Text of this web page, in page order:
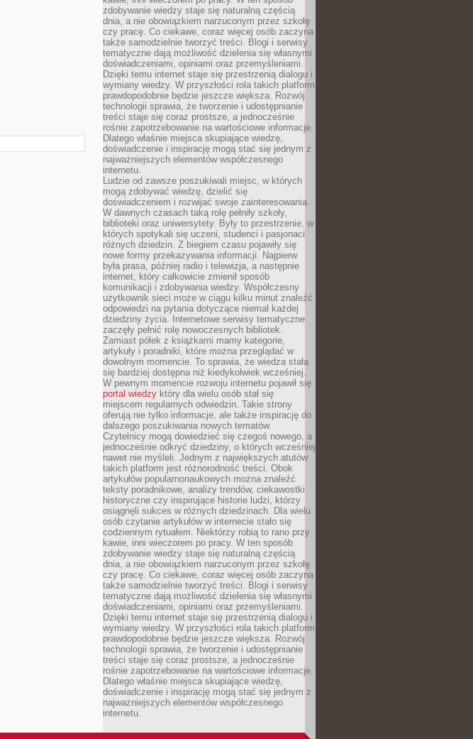
zdobywanie wiedzy staje się naturalną częścią
dnia, a nie obowiązkiem narzuconym przez szkołę
czy pracę. Co ciekawe, coraz więcej osób zaczyna
także samodzielnie tworzyć treści. Blogi i serwisy
tematyczne dają możliwość dzielenia się własnymi
doświadczeniami, opiniami oraz przemyśleniami.
Dzięki temu internet staje się przestrzenią dialogu i
wymiany wiedzy. W przyszłości rola takich platform
prawdopodobnie będzie jeszcze większa. Rozwój
technologii sprawia, że tworzenie i udostępnianie
treści staje się coraz prostsze, a jednocześnie
rośnie zapotrzebowanie na wartościowe informacje.
Dlatego właśnie miejsca skupiające wiedzę,
doświadczenie i inspirację mogą stać się jednym z
najważniejszych elementów współczesnego
internetu.
Ludzie od zawsze poszukiwali miejsc, w których
mogą zdobywać wiedzę, dzielić się
doświadczeniem i rozwijać swoje zainteresowania.
W dawnych czasach taką rolę pełniły szkoły,
biblioteki oraz uniwersytety. Były to przestrzenie, w
których spotykali się uczeni, studenci i pasjonaci
różnych dziedzin. Z biegiem czasu pojawiły się
nowe formy przekazywania informacji. Najpierw
była prasa, później radio i telewizja, a następnie
internet, który całkowicie zmienił sposób
komunikacji i zdobywania wiedzy. Współczesny
użytkownik sieci może w ciągu kilku minut znaleźć
odpowiedzi na pytania dotyczące niemal każdej
dziedziny życia. Internetowe serwisy tematyczne
zaczęły pełnić rolę nowoczesnych bibliotek.
Zamiast półek z książkami mamy kategorie,
artykuły i poradniki, które można przeglądać w
dowolnym momencie. To sprawia, że wiedza stała
się bardziej dostępna niż kiedykolwiek wcześniej.
W pewnym momencie rozwoju internetu pojawił się
portal wiedzy który dla wielu osób stał się
miejscem regularnych odwiedzin. Takie strony
oferują nie tylko informacje, ale także inspirację do
dalszego poszukiwania nowych tematów.
Czytelnicy mogą dowiedzieć się czegoś nowego, a
jednocześnie odkryć dziedziny, o których wcześniej
nawet nie myśleli. Jednym z największych atutów
takich platform jest różnorodność treści. Obok
artykułów popularnonaukowych można znaleźć
teksty poradnikowe, analizy trendów, ciekawostki
historyczne czy inspirujące historie ludzi, którzy
osiągnęli sukces w różnych dziedzinach. Dla wielu
osób czytanie artykułów w internecie stało się
codziennym rytuałem. Niektórzy robią to rano przy
kawie, inni wieczorem po pracy. W ten sposób
zdobywanie wiedzy staje się naturalną częścią
dnia, a nie obowiązkiem narzuconym przez szkołę
czy pracę. Co ciekawe, coraz więcej osób zaczyna
także samodzielnie tworzyć treści. Blogi i serwisy
tematyczne dają możliwość dzielenia się własnymi
doświadczeniami, opiniami oraz przemyśleniami.
Dzięki temu internet staje się przestrzenią dialogu i
wymiany wiedzy. W przyszłości rola takich platform
prawdopodobnie będzie jeszcze większa. Rozwój
technologii sprawia, że tworzenie i udostępnianie
treści staje się coraz prostsze, a jednocześnie
rośnie zapotrzebowanie na wartościowe informacje.
Dlatego właśnie miejsca skupiające wiedzę,
doświadczenie i inspirację mogą stać się jednym z
najważniejszych elementów współczesnego
internetu.